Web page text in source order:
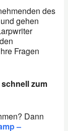
des
gehen
Fragen
zum
Dann
–